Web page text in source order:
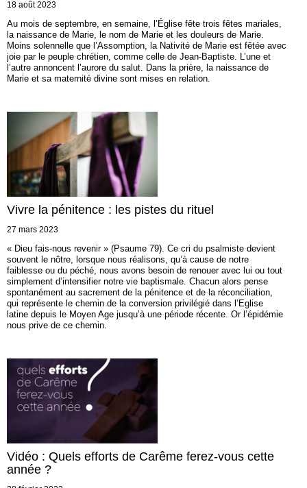
18 août 2023
Au mois de septembre, en semaine, l’Église fête trois fêtes mariales,
la naissance de Marie, le nom de Marie et les douleurs de Marie.
Moins solennelle que l’Assomption, la Nativité de Marie est fêtée avec
joie par le peuple chrétien, comme celle de Jean-Baptiste. L’une et
l’autre annoncent l’aurore du salut. Dans la prière, la naissance de
Marie et sa maternité divine sont mises en relation.
Vivre la pénitence : les pistes du rituel
27 mars 2023
« Dieu fais-nous revenir » (Psaume 79). Ce cri du psalmiste devient
souvent le nôtre, lorsque nous réalisons, qu’à cause de notre
faiblesse ou du péché, nous avons besoin de renouer avec lui ou tout
simplement d’intensifier notre vie baptismale. Chacun alors pense
spontanément au sacrement de la pénitence et de la réconciliation,
qui représente le chemin de la conversion privilégié dans l’Eglise
latine depuis le Moyen Age jusqu’à une période récente. Or l’épidémie
nous prive de ce chemin.
Vidéo : Quels efforts de Carême ferez-vous cette
année ?